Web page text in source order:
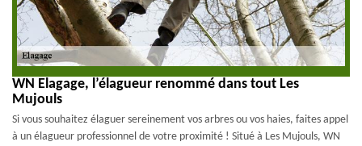
WN Elagage, l’élagueur renommé dans tout Les
Mujouls
Si vous souhaitez élaguer sereinement vos arbres ou vos haies, faites appel
à un élagueur professionnel de votre proximité ! Situé à Les Mujouls, WN